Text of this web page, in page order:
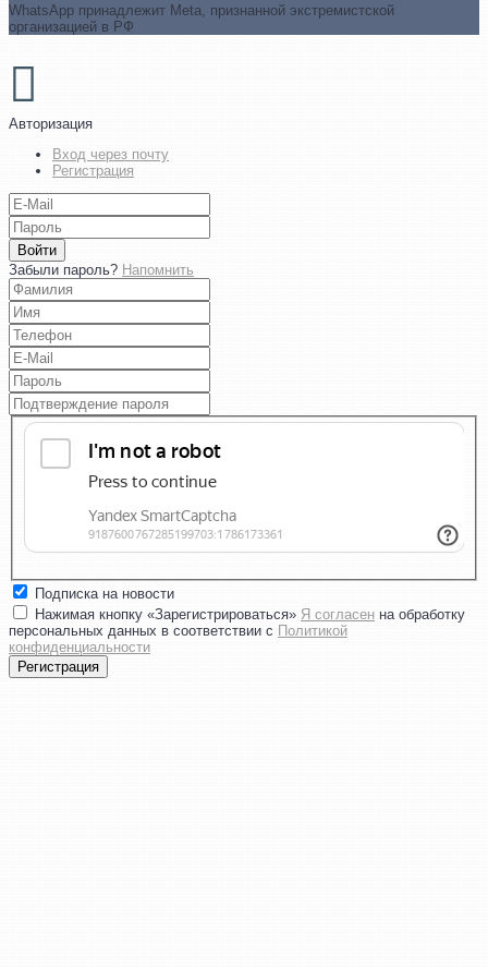
WhatsApp принадлежит Meta, признанной экстремистской
организацией в РФ
Авторизация
Вход через почту
Регистрация
Войти
Забыли пароль? Напомнить
Подписка на новости
Нажимая кнопку «Зарегистрироваться» Я согласен на обработку
персональных данных в соответствии с Политикой
конфиденциальности
Регистрация